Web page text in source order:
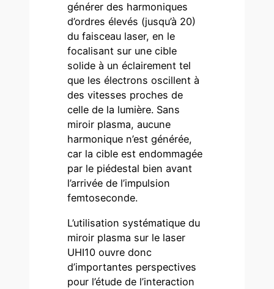
générer des harmoniques
d’ordres élevés (jusqu’à 20)
du faisceau laser, en le
focalisant sur une cible
solide à un éclairement tel
que les électrons oscillent à
des vitesses proches de
celle de la lumière. Sans
miroir plasma, aucune
harmonique n’est générée,
car la cible est endommagée
par le piédestal bien avant
l’arrivée de l’impulsion
femtoseconde.
L’utilisation systématique du
miroir plasma sur le laser
UHI10 ouvre donc
d’importantes perspectives
pour l’étude de l’interaction